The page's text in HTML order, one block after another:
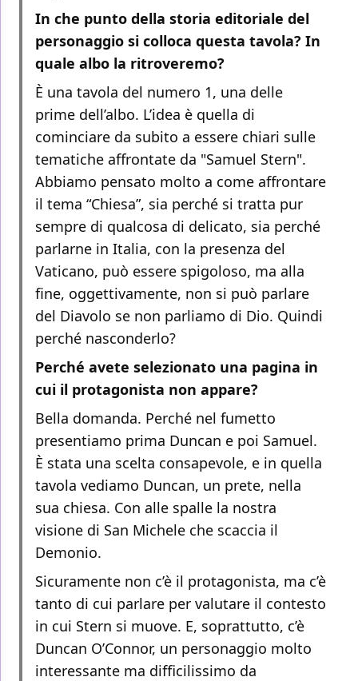
In che punto della storia editoriale del
personaggio si colloca questa tavola? In
quale albo la ritroveremo?
È una tavola del numero 1, una delle
prime dell’albo. L’idea è quella di
cominciare da subito a essere chiari sulle
tematiche affrontate da "Samuel Stern".
Abbiamo pensato molto a come affrontare
il tema “Chiesa”, sia perché si tratta pur
sempre di qualcosa di delicato, sia perché
parlarne in Italia, con la presenza del
Vaticano, può essere spigoloso, ma alla
fine, oggettivamente, non si può parlare
del Diavolo se non parliamo di Dio. Quindi
perché nasconderlo?
Perché avete selezionato una pagina in
cui il protagonista non appare?
Bella domanda. Perché nel fumetto
presentiamo prima Duncan e poi Samuel.
È stata una scelta consapevole, e in quella
tavola vediamo Duncan, un prete, nella
sua chiesa. Con alle spalle la nostra
visione di San Michele che scaccia il
Demonio.
Sicuramente non c’è il protagonista, ma c’è
tanto di cui parlare per valutare il contesto
in cui Stern si muove. E, soprattutto, c’è
Duncan O’Connor, un personaggio molto
interessante ma difficilissimo da